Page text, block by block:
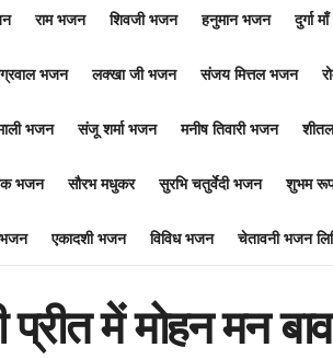
राम भजन शिवजी भजन हनुमान भजन दुर्गा
भजन लक्खा जी भजन संजय मित्तल भजन
भजन संजू शर्मा भजन मनीष तिवारी भजन
भजन सौरभ मधुकर सुरभि चतुर्वेदी भजन शुभम
भजन एकादशी भजन विविध भजन चेतावनी भजन
प्रीत में मोहन मन